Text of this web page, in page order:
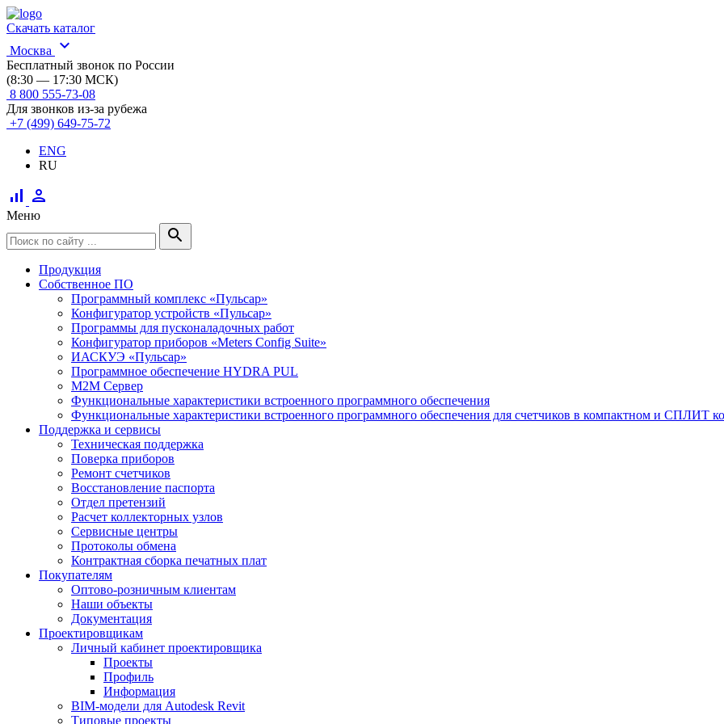
Скачать каталог
Москва
expand_more
Бесплатный звонок по России
(8:30 — 17:30 МСК)
8 800 555-73-08
Для звонков из-за рубежа
+7 (499) 649-75-72
ENG
RU
signal_cellular_alt person
Меню
search
Продукция
Собственное ПО
Программный комплекс «Пульсар»
Конфигуратор устройств «Пульсар»
Программы для пусконаладочных работ
Конфигуратор приборов «Meters Config Suite»
ИАСКУЭ «Пульсар»
Программное обеспечение HYDRA PUL
M2M Сервер
Функциональные характеристики встроенного программного обеспечения
Функциональные характеристики встроенного программного обеспечения для счетчиков в компактном и СПЛИТ
Поддержка и сервисы
Техническая поддержка
Поверка приборов
Ремонт счетчиков
Восстановление паспорта
Отдел претензий
Расчет коллекторных узлов
Сервисные центры
Протоколы обмена
Контрактная сборка печатных плат
Покупателям
Оптово-розничным клиентам
Наши объекты
Документация
Проектировщикам
Личный кабинет проектировщика
Проекты
Профиль
Информация
BIM-модели для Autodesk Revit
Типовые проекты